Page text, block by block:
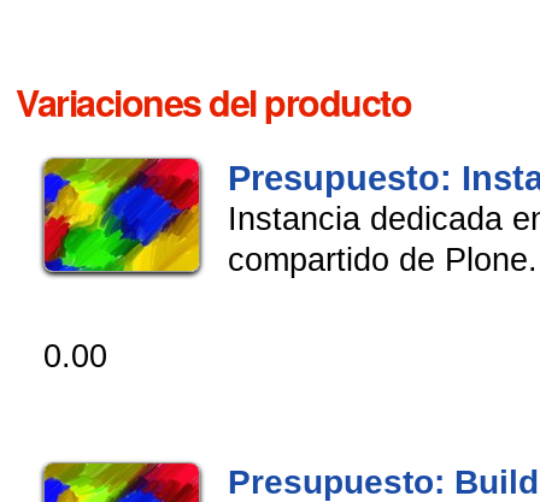
Variaciones del producto
Presupuesto:
Instancia dedicada
compartido de Plone.
0.00
Presupuesto: